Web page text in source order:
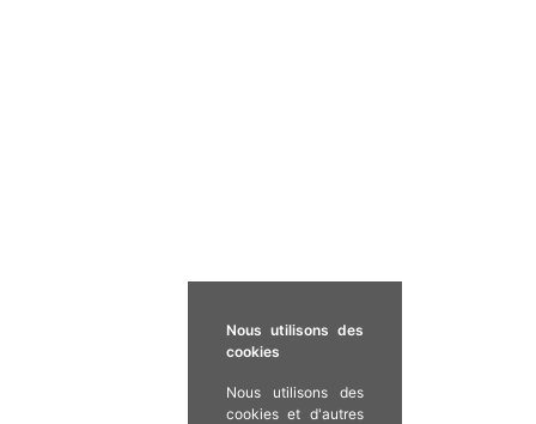
Nous utilisons des
cookies
Nous utilisons des
cookies et d'autres